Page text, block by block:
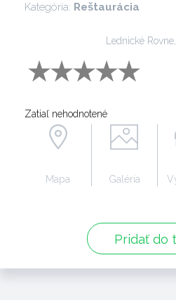
Kategória: Reštaurácia
Lednické
Zatiaľ nehodnotené
Pridať do
Mapa Galéria